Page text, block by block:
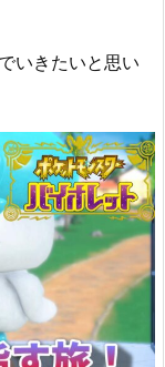
いきたいと思い